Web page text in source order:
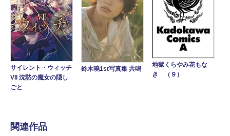
サイレント・ウィッチ
VII 沈黙の魔女の隠し
ごと
鈴木曉1st写真集 共鳴
地獄くらやみ花もな
き （９）
関連作品